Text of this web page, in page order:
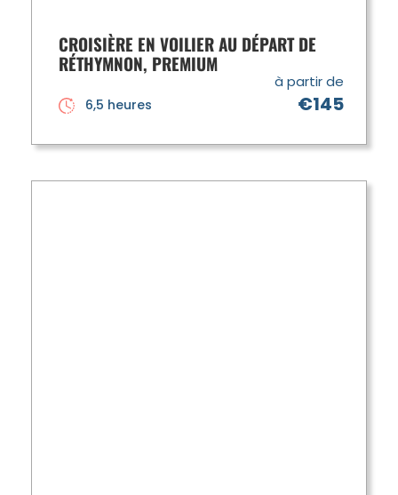
CROISIÈRE EN VOILIER AU DÉPART DE
RÉTHYMNON, PREMIUM
à partir de
€145
6,5 heures